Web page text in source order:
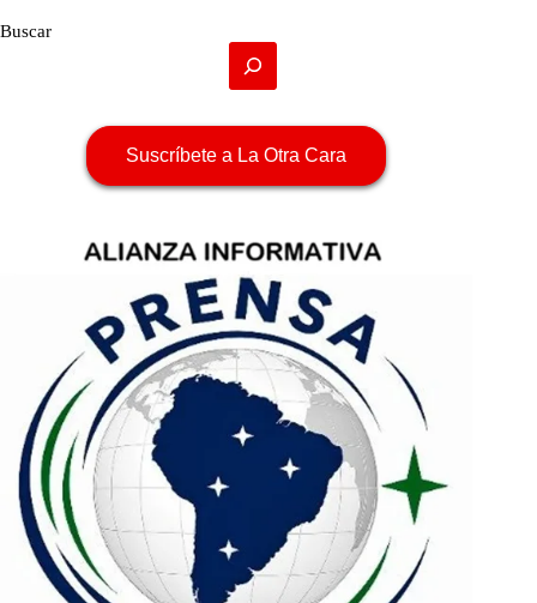
Buscar
Suscríbete a La Otra Cara